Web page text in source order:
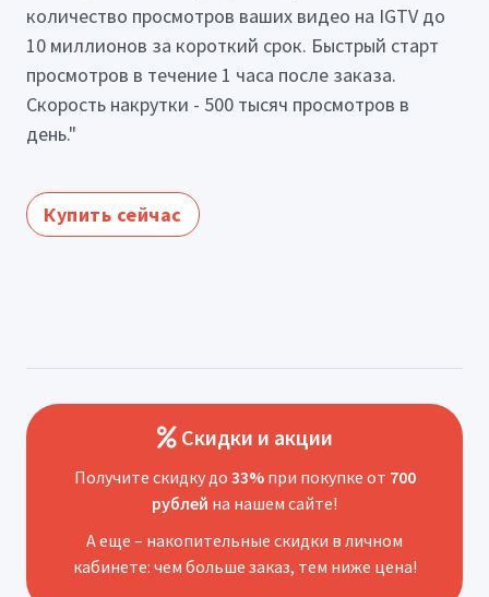
количество просмотров ваших видео на IGTV до
10 миллионов за короткий срок. Быстрый старт
просмотров в течение 1 часа после заказа.
Скорость накрутки - 500 тысяч просмотров в
день."
Купить сейчас
Скидки и акции
Получите скидку до 33%при покупке от 700
рублей на нашем сайте!
А еще – накопительные скидки в личном
кабинете: чем больше заказ, тем ниже цена!